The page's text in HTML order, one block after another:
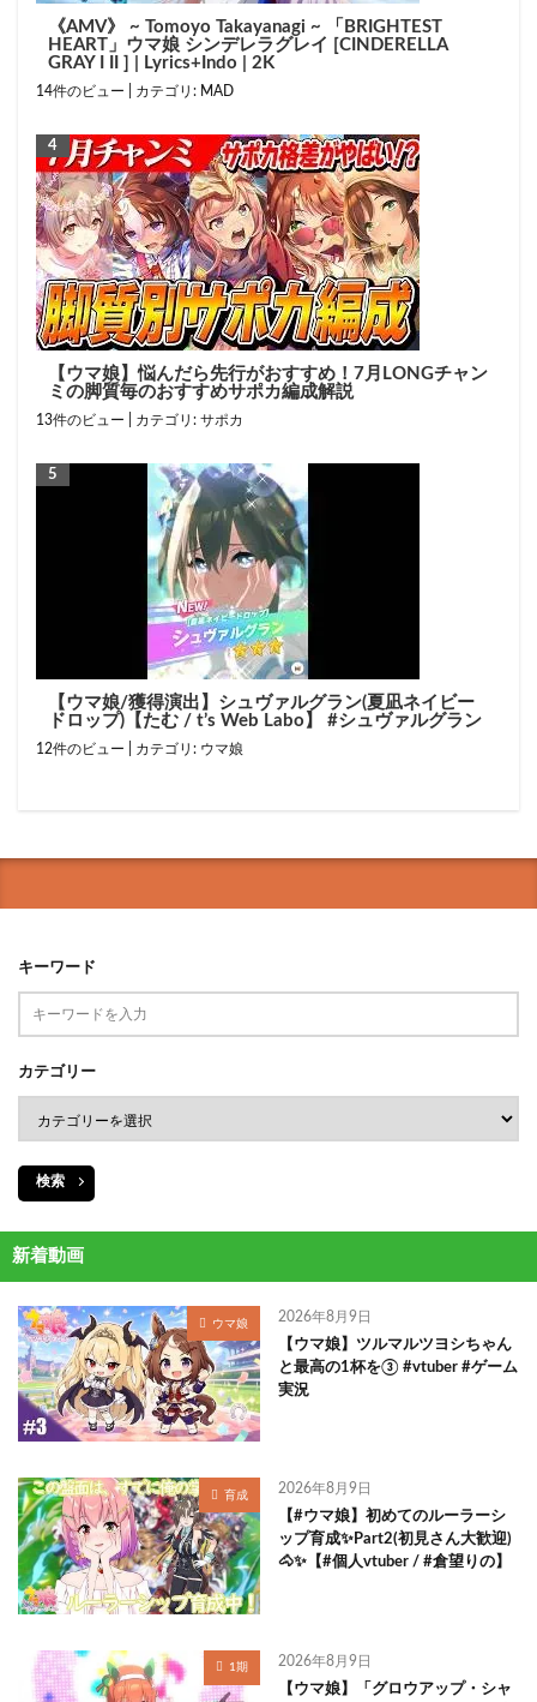
《AMV》 ~ Tomoyo Takayanagi ~ 「BRIGHTEST
HEART」ウマ娘 シンデレラグレイ [CINDERELLA
GRAY I II ] | Lyrics+Indo | 2K
14件のビュー カテゴリ: MAD
【ウマ娘】悩んだら先行がおすすめ！7月LONGチャン
ミの脚質毎のおすすめサポカ編成解説
13件のビュー カテゴリ: サポカ
【ウマ娘/獲得演出】シュヴァルグラン(夏凪ネイビー
ドロップ)【たむ / t’s Web Labo】 #シュヴァルグラン
12件のビュー カテゴリ: ウマ娘
キーワード
カテゴリー
検索
新着動画
ウマ娘 2026年8月9日
【ウマ娘】ツルマルツヨシちゃん
と最高の1杯を③ #vtuber #ゲーム
実況
育成 2026年8月9日
【#ウマ娘】初めてのルーラーシ
ップ育成✨Part2(初見さん大歓迎)
🐴✨【#個人vtuber / #倉望りの】
1期 2026年8月9日
【ウマ娘】「グロウアップ・シャ